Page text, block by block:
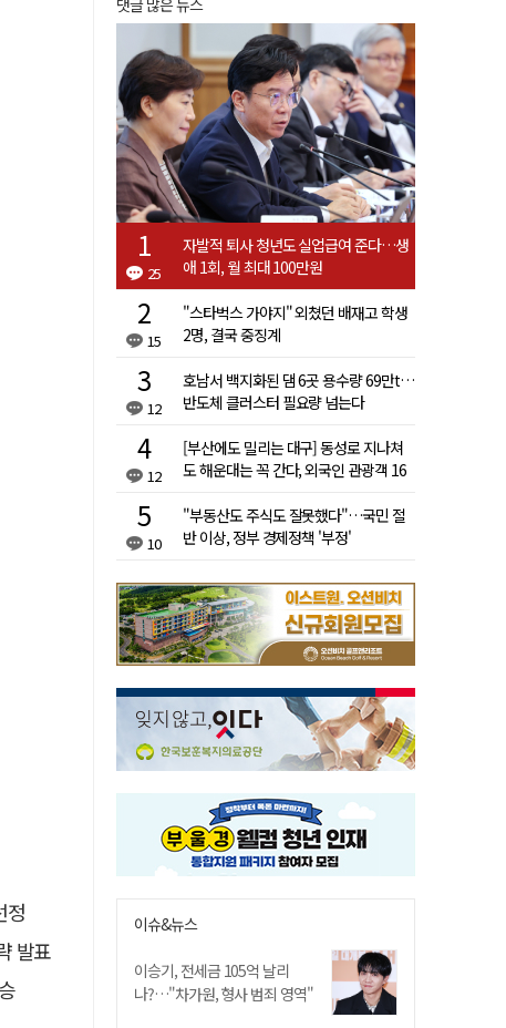
정
발표
댓글 많은 뉴스
25
자발적 퇴사 청년도 실업급여 준다…생
애 1회, 월 최대 100만원
15
"스타벅스 가야지" 외쳤던 배재고 학생
2명, 결국 중징계
12
호남서 백지화된 댐 6곳 용수량 69만t…
반도체 클러스터 필요량 넘는다
12
[부산에도 밀리는 대구] 동성로 지나쳐
도 해운대는 꼭 간다, 외국인 관광객 16
10
"부동산도 주식도 잘못했다"…국민 절
반 이상, 정부 경제정책 '부정'
이슈&뉴스
이승기, 전세금 105억 날리
나?…"차가원, 형사 범죄 영역"